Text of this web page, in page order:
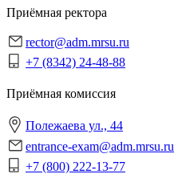
Приёмная ректора
rector@adm.mrsu.ru
+7 (8342) 24-48-88
Приёмная комиссия
Полежаева ул., 44
entrance-exam@adm.mrsu.ru
+7 (800) 222-13-77